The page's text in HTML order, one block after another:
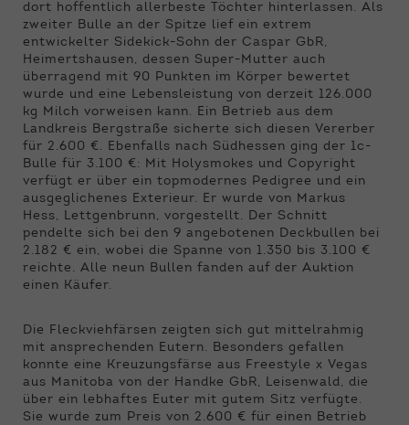
dort hoffentlich allerbeste Töchter hinterlassen. Als
zweiter Bulle an der Spitze lief ein extrem
entwickelter Sidekick-Sohn der Caspar GbR,
Heimertshausen, dessen Super-Mutter auch
überragend mit 90 Punkten im Körper bewertet
wurde und eine Lebensleistung von derzeit 126.000
kg Milch vorweisen kann. Ein Betrieb aus dem
Landkreis Bergstraße sicherte sich diesen Vererber
für 2.600 €. Ebenfalls nach Südhessen ging der 1c-
Bulle für 3.100 €: Mit Holysmokes und Copyright
verfügt er über ein topmodernes Pedigree und ein
ausgeglichenes Exterieur. Er wurde von Markus
Hess, Lettgenbrunn, vorgestellt. Der Schnitt
pendelte sich bei den 9 angebotenen Deckbullen bei
2.182 € ein, wobei die Spanne von 1.350 bis 3.100 €
reichte. Alle neun Bullen fanden auf der Auktion
einen Käufer.
Die Fleckviehfärsen zeigten sich gut mittelrahmig
mit ansprechenden Eutern. Besonders gefallen
konnte eine Kreuzungsfärse aus Freestyle x Vegas
aus Manitoba von der Handke GbR, Leisenwald, die
über ein lebhaftes Euter mit gutem Sitz verfügte.
Sie wurde zum Preis von 2.600 € für einen Betrieb
Anbieter Qnetics
Laufzeit 1 Jahr
Zweck Cookie Einstellungen speichern
Externe Inhalte
Wir verwenden auf unserer Website externe
Inhalte, um Ihnen zusätzliche Informationen
anzubieten.